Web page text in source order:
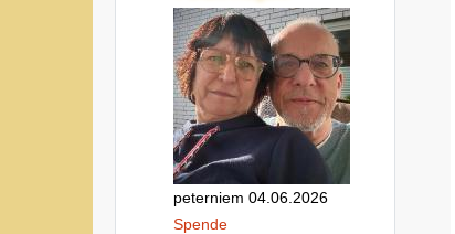
peterniem 04.06.2026
Spende